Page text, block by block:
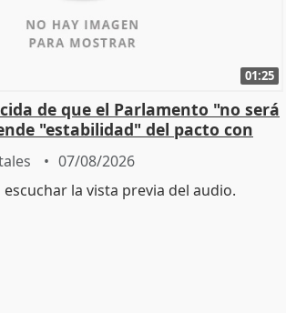
01:25
de que el Parlamento "no será
"estabilidad" del pacto con
07/08/2026